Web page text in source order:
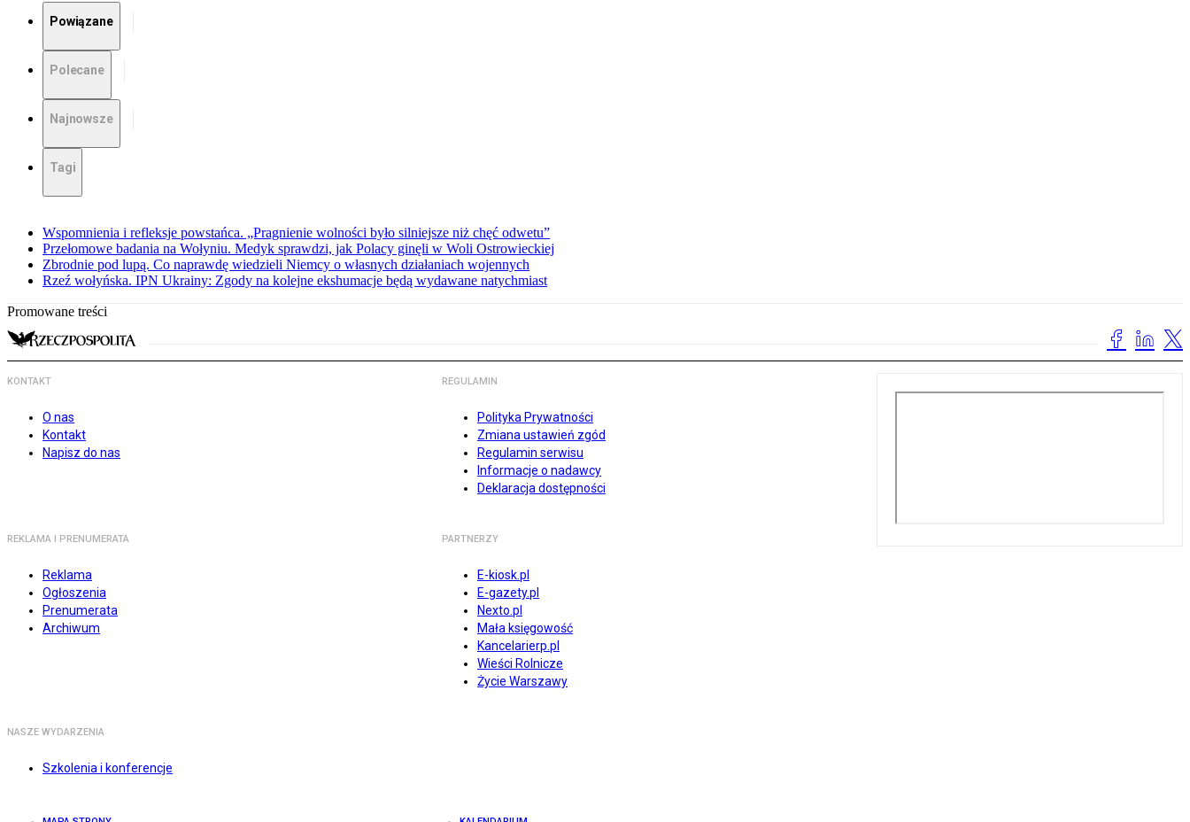
Powiązane
Polecane
Najnowsze
Tagi
Wspomnienia i refleksje powstańca. „Pragnienie wolności było silniejsze niż chęć odwetu”
Przełomowe badania na Wołyniu. Medyk sprawdzi, jak Polacy ginęli w Woli Ostrowieckiej
Zbrodnie pod lupą. Co naprawdę wiedzieli Niemcy o własnych działaniach wojennych
Rzeź wołyńska. IPN Ukrainy: Zgody na kolejne ekshumacje będą wydawane natychmiast
Promowane treści
KONTAKT
O nas
Kontakt
Napisz do nas
REGULAMIN
Polityka Prywatności
Zmiana ustawień zgód
Regulamin serwisu
Informacje o nadawcy
Deklaracja dostępności
REKLAMA I PRENUMERATA
Reklama
Ogłoszenia
Prenumerata
Archiwum
PARTNERZY
E-kiosk.pl
E-gazety.pl
Nexto.pl
Mała księgowość
Kancelarierp.pl
Wieści Rolnicze
Życie Warszawy
NASZE WYDARZENIA
Szkolenia i konferencje